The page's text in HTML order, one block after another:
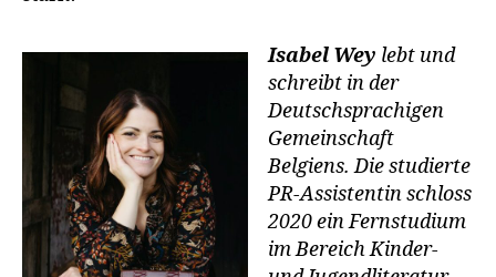
Isabel Wey lebt und
schreibt in der
Deutschsprachigen
Gemeinschaft
Belgiens. Die studierte
PR-Assistentin schloss
2020 ein Fernstudium
im Bereich Kinder-